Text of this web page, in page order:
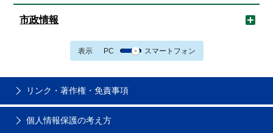
市政情報
表示 PC スマートフォン
リンク・著作権・免責事項
個人情報保護の考え方